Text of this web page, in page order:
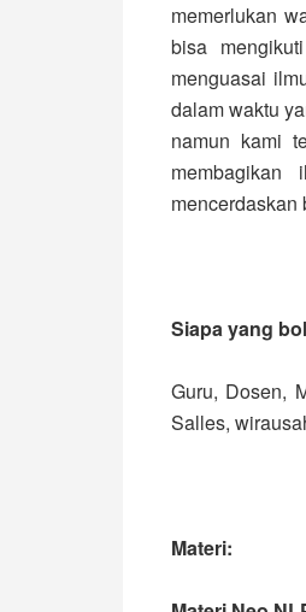
memerlukan
bisa
menguasai
dalam waktu
namun kami
mencerdaskan
Siapa yang
Guru, Dosen,
Salles,
Materi: